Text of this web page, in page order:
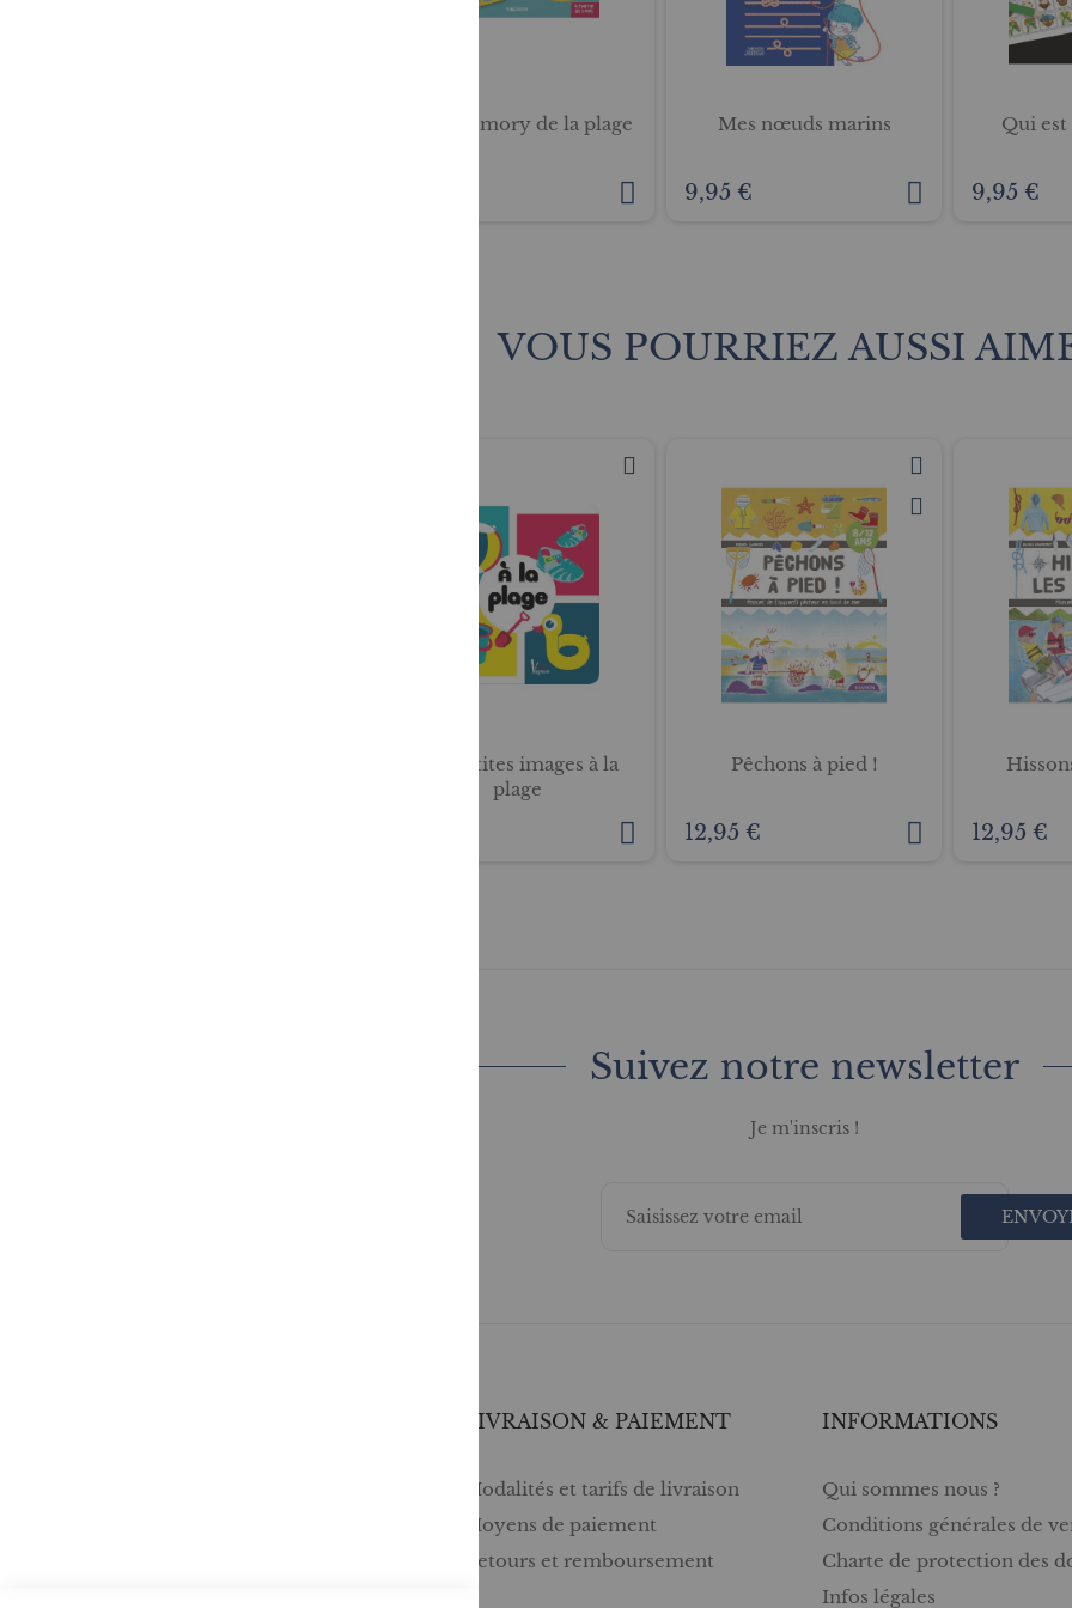
Mon memory de la plage Mes nœuds marins
9,95 €
Qui est
9,95 €
VOUS POURRIEZ AUSSI
Mes p'tites images à la
plage
Pêchons à pied !
12,95 € 12,95 €
Suivez notre newsletter
Je m'inscris !
LIVRAISON & PAIEMENT
Modalités et tarifs de livraison
Moyens de paiement
Retours et remboursement
INFORMATIONS
Qui sommes nous ?
Conditions générales de
Charte de protection des
Infos légales